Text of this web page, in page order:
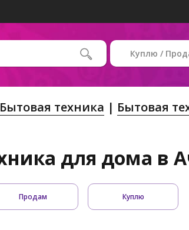
Куплю /
Бытовая техника Бытовая
для дома в
Продам Куплю